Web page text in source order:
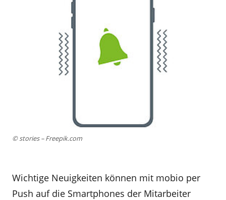
© stories – Freepik.com
Wichtige Neuigkeiten können mit mobio per
Push auf die Smartphones der Mitarbeiter